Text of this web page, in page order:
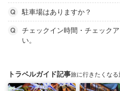
駐車場はありますか？
チェックイン時間・チェック
い。
トラベルガイド記事旅に行きたくな